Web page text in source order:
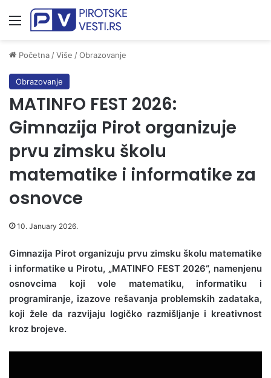
Meni
Početna /Više /Obrazovanje
Obrazovanje
MATINFO FEST 2026:
Gimnazija Pirot organizuje
prvu zimsku školu
matematike i informatike za
osnovce
10. January 2026.
Gimnazija Pirot organizuju prvu zimsku školu matematike
i informatike u Pirotu, „MATINFO FEST 2026“, namenjenu
osnovcima koji vole matematiku, informatiku i
programiranje, izazove rešavanja problemskih zadataka,
koji žele da razvijaju logičko razmišljanje i kreativnost
kroz brojeve.